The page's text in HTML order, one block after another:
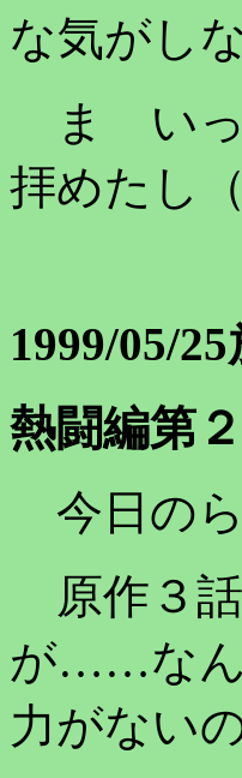
な気がし
ま いっ
拝めたし（
1999/05/
熱闘編第
今日の
原作３
が……なん
力がない